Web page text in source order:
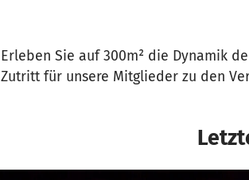
Erleben Sie auf 300m² die Dynamik
Zutritt für unsere Mitglieder zu den